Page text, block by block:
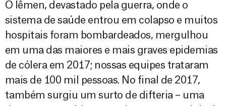
O Iêmen, devastado pela guerra, onde o
sistema de saúde entrou em colapso e muitos
hospitais foram bombardeados, mergulhou
em uma das maiores e mais graves epidemias
de cólera em 2017; nossas equipes trataram
mais de 100 mil pessoas. No final de 2017,
também surgiu um surto de difteria – uma